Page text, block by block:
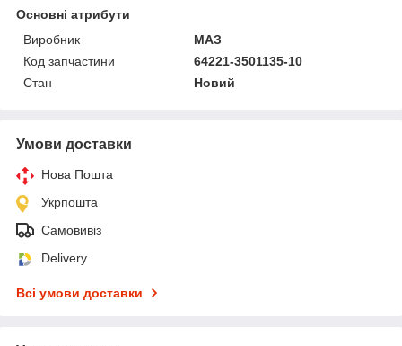
Основні атрибути
Виробник
МАЗ
Код запчастини
64221-3501135-10
Стан
Новий
Умови доставки
Нова Пошта
Укрпошта
Самовивіз
Delivery
Всі умови доставки